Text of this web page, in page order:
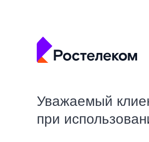
Уважаемый
при